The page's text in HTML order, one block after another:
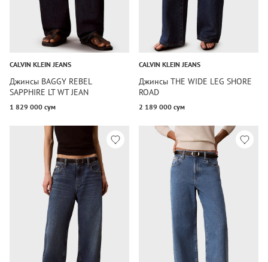
CALVIN KLEIN JEANS
Джинсы BAGGY REBEL
SAPPHIRE LT WT JEAN
1 829 000 сум
CALVIN KLEIN JEANS
Джинсы THE WIDE LEG SHORE
ROAD
2 189 000 сум